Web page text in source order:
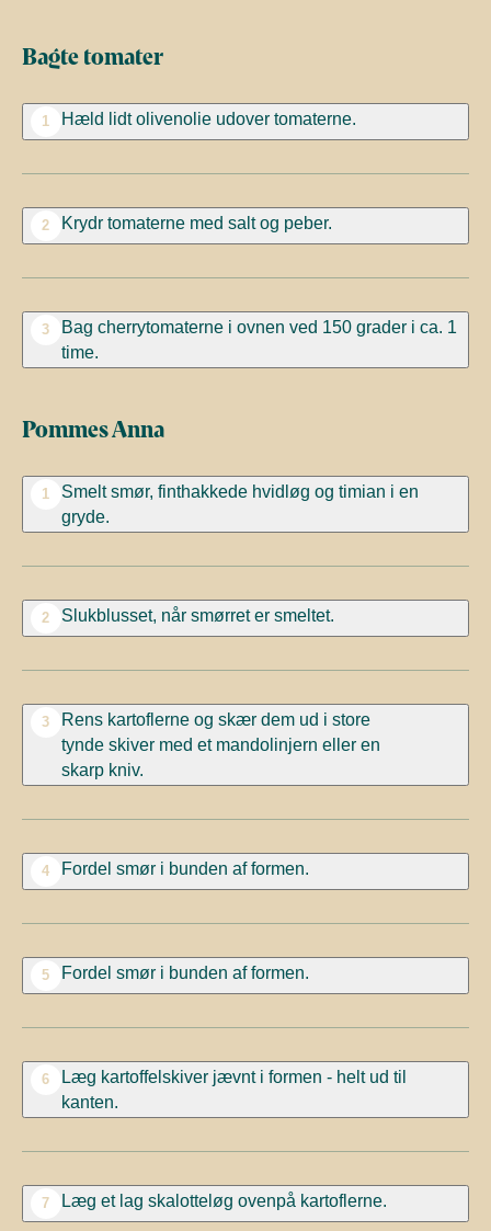
Bagte tomater
1 Hæld lidt olivenolie udover tomaterne.
2 Krydr tomaterne med salt og peber.
3 Bag cherrytomaterne i ovnen ved 150 grader i ca. 1
time.
Pommes Anna
1 Smelt smør, finthakkede hvidløg og timian i en
gryde.
2 Slukblusset, når smørret er smeltet.
3 Rens kartoflerne og skær dem ud i store
tynde skiver med et mandolinjern eller en
skarp kniv.
4 Fordel smør i bunden af formen.
5 Fordel smør i bunden af formen.
6 Læg kartoffelskiver jævnt i formen - helt ud til
kanten.
7 Læg et lag skalotteløg ovenpå kartoflerne.